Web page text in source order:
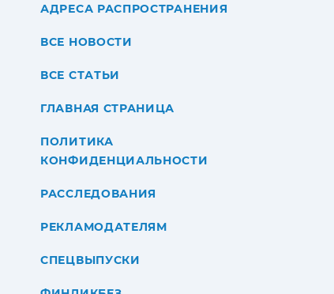
АДРЕСА РАСПРОСТРАНЕНИЯ
ВСЕ НОВОСТИ
ВСЕ СТАТЬИ
ГЛАВНАЯ СТРАНИЦА
ПОЛИТИКА
КОНФИДЕНЦИАЛЬНОСТИ
РАССЛЕДОВАНИЯ
РЕКЛАМОДАТЕЛЯМ
СПЕЦВЫПУСКИ